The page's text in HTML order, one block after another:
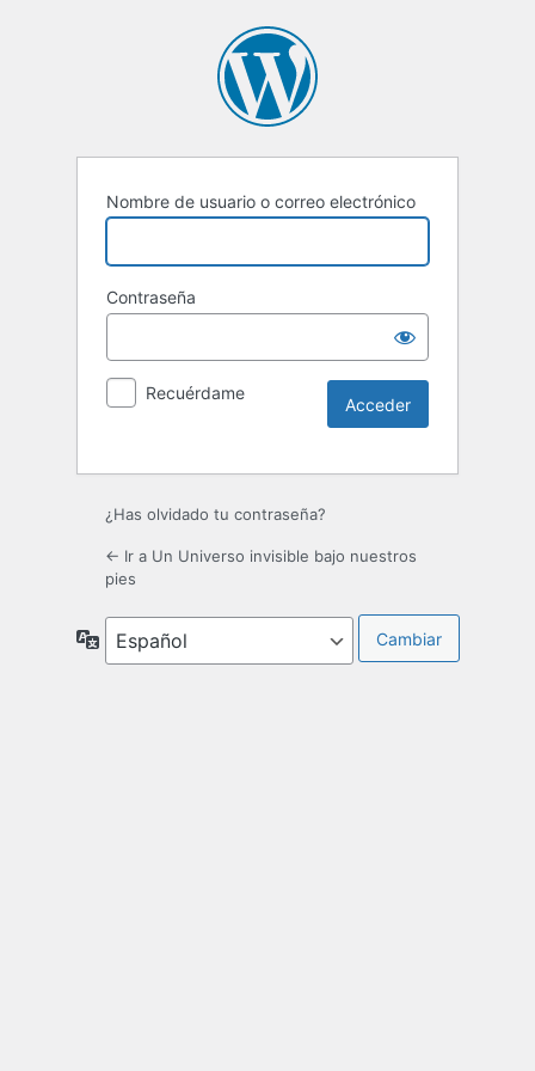
Nombre de usuario o correo electrónico
Contraseña
Recuérdame
¿Has olvidado tu contraseña?
← Ir a Un Universo invisible bajo nuestros
pies
Idioma